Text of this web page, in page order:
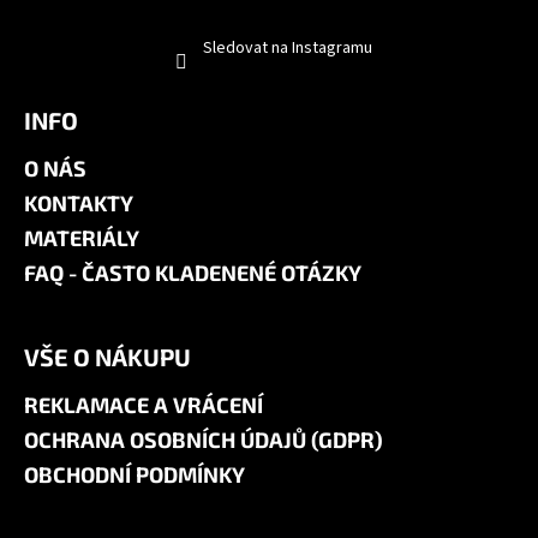
Sledovat na Instagramu
INFO
O NÁS
KONTAKTY
MATERIÁLY
FAQ - ČASTO KLADENENÉ OTÁZKY
VŠE O NÁKUPU
REKLAMACE A VRÁCENÍ
OCHRANA OSOBNÍCH ÚDAJŮ (GDPR)
OBCHODNÍ PODMÍNKY